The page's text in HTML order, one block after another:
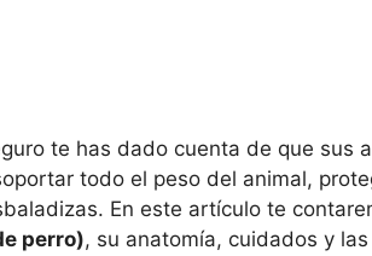
te has dado cuenta de que sus
todo el peso del animal,
En este artículo te
perro), su anatomía, cuidados y